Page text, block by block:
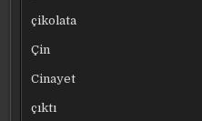
çikolata
Çin
Cinayet
çıktı